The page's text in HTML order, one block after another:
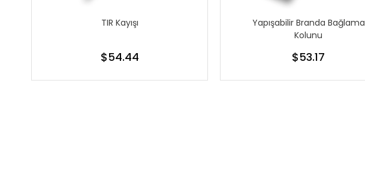
TIR Kayışı
$54.44
Yapışabilir Branda Bağlama
Kolunu
$53.17